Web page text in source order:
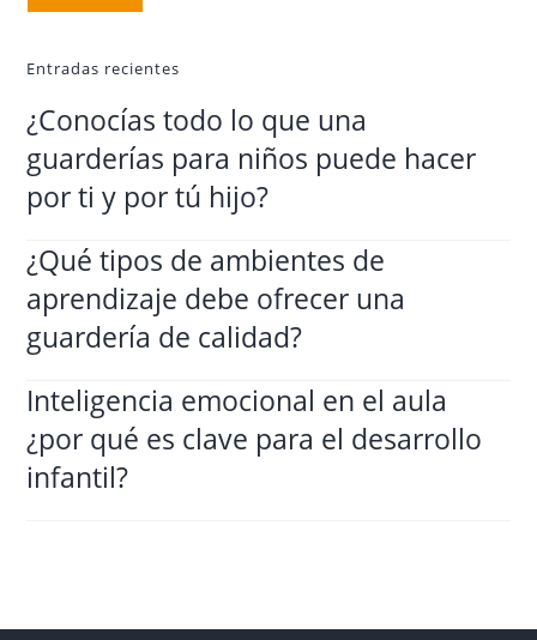
Entradas recientes
¿Conocías todo lo que una
guarderías para niños puede hacer
por ti y por tú hijo?
¿Qué tipos de ambientes de
aprendizaje debe ofrecer una
guardería de calidad?
Inteligencia emocional en el aula
¿por qué es clave para el desarrollo
infantil?